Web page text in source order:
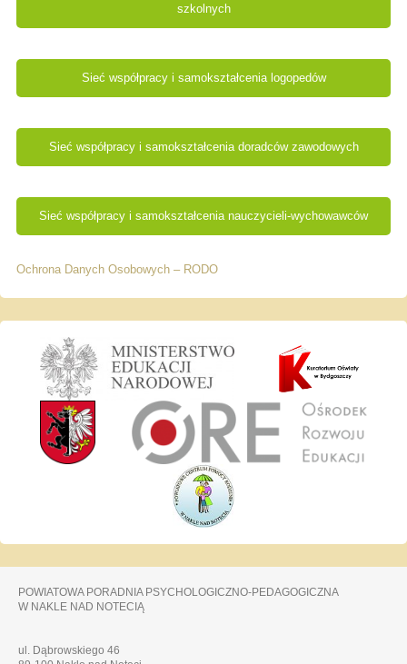
szkolnych
Sieć współpracy i samokształcenia logopedów
Sieć współpracy i samokształcenia doradców zawodowych
Sieć współpracy i samokształcenia nauczycieli-wychowawców
Ochrona Danych Osobowych – RODO
POWIATOWA PORADNIA PSYCHOLOGICZNO-PEDAGOGICZNA
W NAKLE NAD NOTECIĄ
ul. Dąbrowskiego 46